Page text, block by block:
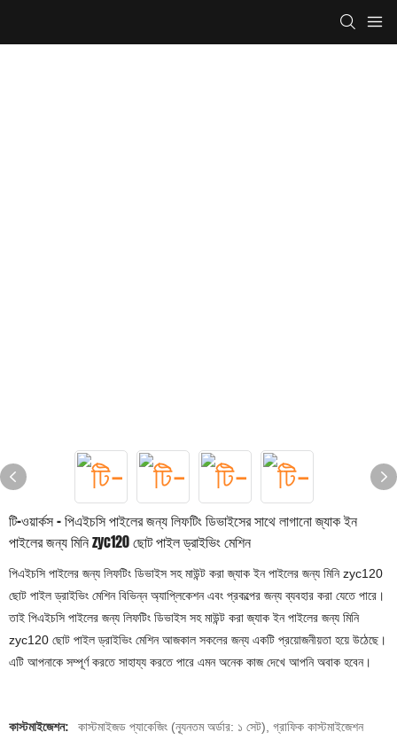
টি-ওয়ার্কস - পিএইচসি পাইলের জন্য লিফটিং ডিভাইসের সাথে লাগানো জ্যাক ইন
পাইলের জন্য মিনি zyc120 ছোট পাইল ড্রাইভিং মেশিন
পিএইচসি পাইলের জন্য লিফটিং ডিভাইস সহ মাউন্ট করা জ্যাক ইন পাইলের জন্য মিনি zyc120
ছোট পাইল ড্রাইভিং মেশিন বিভিন্ন অ্যাপ্লিকেশন এবং প্রকল্পের জন্য ব্যবহার করা যেতে পারে।
তাই পিএইচসি পাইলের জন্য লিফটিং ডিভাইস সহ মাউন্ট করা জ্যাক ইন পাইলের জন্য মিনি
zyc120 ছোট পাইল ড্রাইভিং মেশিন আজকাল সকলের জন্য একটি প্রয়োজনীয়তা হয়ে উঠেছে।
এটি আপনাকে সম্পূর্ণ করতে সাহায্য করতে পারে এমন অনেক কাজ দেখে আপনি অবাক হবেন।
কাস্টমাইজেশন:
কাস্টমাইজড প্যাকেজিং (ন্যূনতম অর্ডার: ১ সেট), গ্রাফিক কাস্টমাইজেশন